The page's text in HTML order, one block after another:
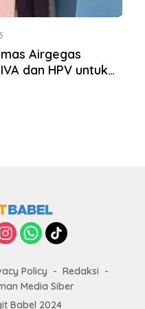
Airgegas
dan HPV untuk
Serviks
Policy
Redaksi
Media Siber
Babel 2024